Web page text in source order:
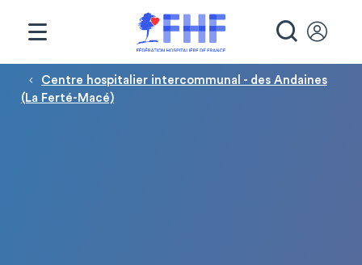
Fil d'Ariane
Centre hospitalier intercommunal - des Andaines
(La Ferté-Macé)
Panneau de gestion des cookies